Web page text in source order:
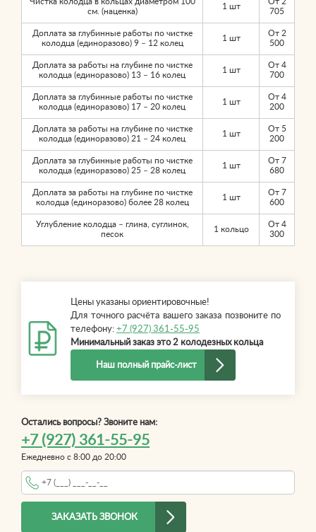
Чистка колодца в кольцах диаметром 100
см. (наценка)
1 шт
От 2
705
Доплата за глубинные работы по чистке
колодца (единоразово) 9 – 12 колец
1 шт
От 2
500
Доплата за работы на глубине по чистке
колодца (единоразово) 13 – 16 колец
1 шт
От 4
700
Доплата за глубинные работы по чистке
колодца (единоразово) 17 – 20 колец
1 шт
От 4
200
Доплата за работы на глубине по чистке
колодца (единоразово) 21 – 24 колец
1 шт
От 5
200
Доплата за глубинные работы по чистке
колодца (единоразово) 25 – 28 колец
1 шт
От 7
680
Доплата за работы на глубине по чистке
колодца (единоразово) более 28 колец
1 шт
От 7
600
Углубление колодца – глина, суглинок,
песок
1 кольцо
От 4
300
Цены указаны ориентировочные!
Для точного расчёта вашего заказа позвоните по
телефону: +7 (927) 361-55-95
Минимальный заказ это 2 колодезных кольца
Наш полный прайс-лист
Остались вопросы? Звоните нам:
+7 (927) 361-55-95
Ежедневно с 8:00 до 20:00
Телефон*
ЗАКАЗАТЬ ЗВОНОК